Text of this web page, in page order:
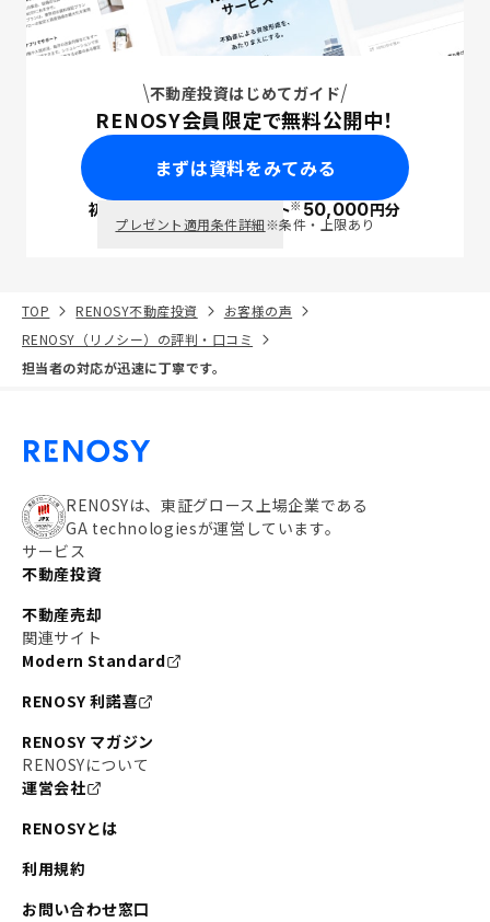
不動産投資はじめてガイド
RENOSY会員限定で無料公開中！
まずは資料をみてみる
初回面談で ポイント※50,000円分
プレゼント適用条件詳細※条件・上限あり
TOP RENOSY不動産投資
お客様の声
RENOSY（リノシー）の評判・口コミ
担当者の対応が迅速に丁寧です。
RENOSYは、東証グロース上場企業である
GA technologiesが運営しています。
サービス
不動産投資
不動産売却
関連サイト
Modern Standard
RENOSY 利諾喜
RENOSY マガジン
RENOSYについて
運営会社
RENOSYとは
利用規約
お問い合わせ窓口